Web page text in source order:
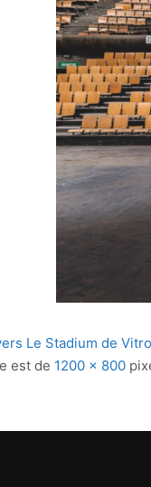
Le Stadium de
est de 1200 × 800